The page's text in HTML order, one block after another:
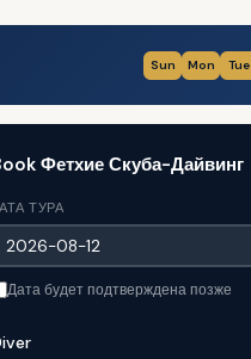
Sun Mon Tue
Фетхие Скуба-Дайвинг
ТУРА
Дата будет подтверждена позже